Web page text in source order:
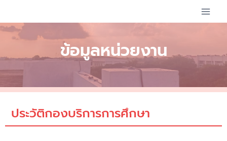
ข้อมูลหน่วยงาน
ประวัติกองบริการการศึกษา